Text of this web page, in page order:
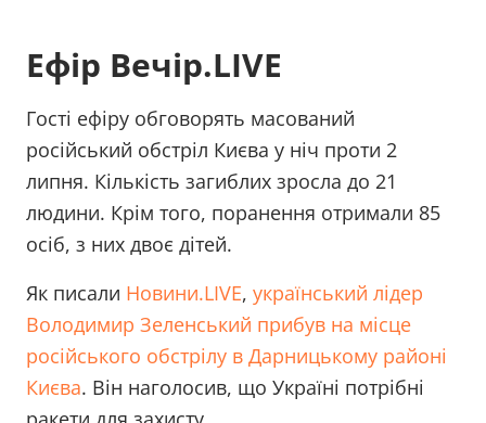
Ефір Вечір.LIVE
Гості ефіру обговорять масований
російський обстріл Києва у ніч проти 2
липня. Кількість загиблих зросла до 21
людини. Крім того, поранення отримали 85
осіб, з них двоє дітей.
Як писали Новини.LIVE, український лідер
Володимир Зеленський прибув на місце
російського обстрілу в Дарницькому районі
Києва. Він наголосив, що Україні потрібні